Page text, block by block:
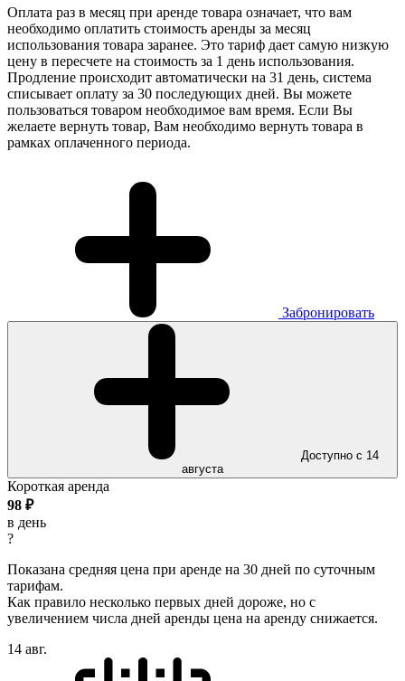
Оплата раз в месяц при аренде товара означает, что вам
необходимо оплатить стоимость аренды за месяц
использования товара заранее. Это тариф дает самую низкую
цену в пересчете на стоимость за 1 день использования.
Продление происходит автоматически на 31 день, система
списывает оплату за 30 последующих дней. Вы можете
пользоваться товаром необходимое вам время. Если Вы
желаете вернуть товар, Вам необходимо вернуть товара в
рамках оплаченного периода.
Забронировать
Доступно с 14
августа
Короткая аренда
98 ₽
в день
?
Показана средняя цена при аренде на 30 дней по суточным
тарифам.
Как правило несколько первых дней дороже, но с
увеличением числа дней аренды цена на аренду снижается.
14 авг.